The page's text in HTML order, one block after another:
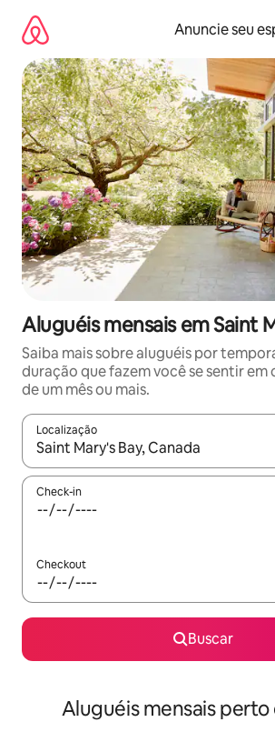
para
conteúdo
Anuncie seu
Aluguéis mensais em Saint
Saiba mais sobre aluguéis por
duração que fazem você se sentir em
de um mês ou mais.
Localização
Quando os resultados estiverem
Check-in
Checkout
Buscar
Aluguéis mensais